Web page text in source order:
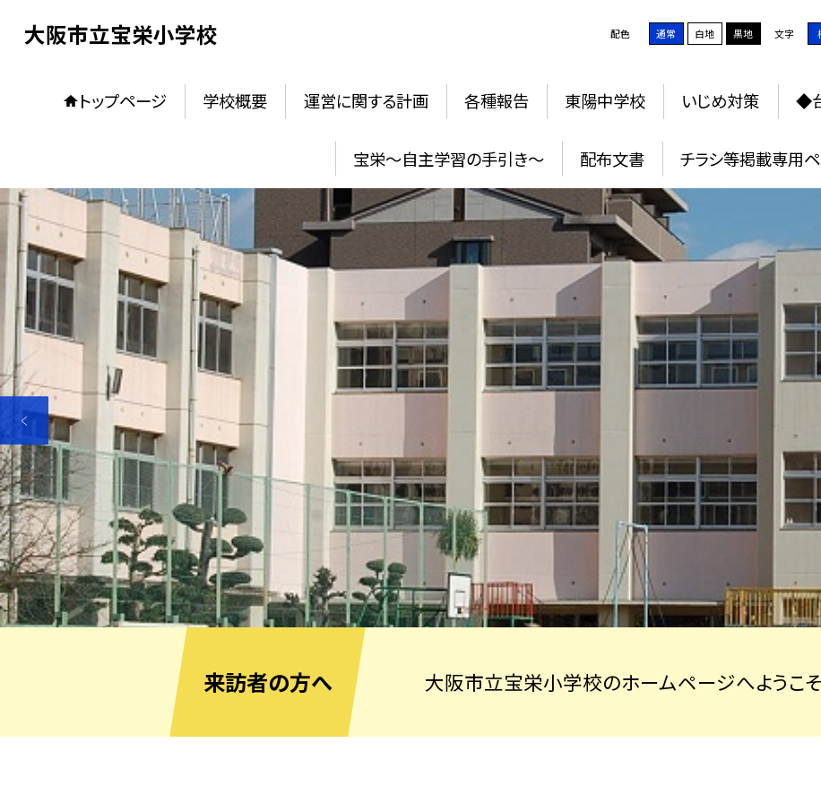
大阪市立宝栄小学校 配色 通常 白地 黒地 文字
トップページ 学校概要 運営に関する計画 各種報告 東陽中学校 いじめ対策 ◆
宝栄〜自主学習の手引き〜 配布文書 チラシ等掲載専用
来訪者の方へ 大阪市立宝栄小学校のホームページへようこそ